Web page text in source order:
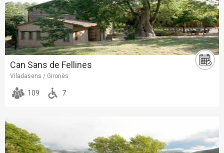
Can Sans de Fellines
Viladasens / Gironès
109 7